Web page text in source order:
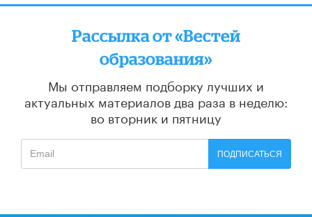
Рассылка от «Вестей
образования»
Мы отправляем подборку лучших и
актуальных материалов два раза в неделю:
во вторник и пятницу
ПОДПИСАТЬСЯ